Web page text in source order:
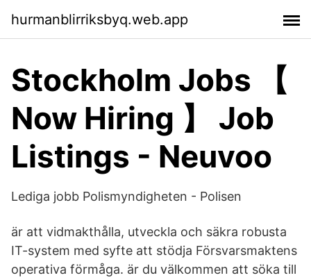
hurmanblirriksbyq.web.app
Stockholm Jobs 【
Now Hiring 】 Job
Listings - Neuvoo
Lediga jobb Polismyndigheten - Polisen
är att vidmakthålla, utveckla och säkra robusta
IT-system med syfte att stödja Försvarsmaktens
operativa förmåga. är du välkommen att söka till